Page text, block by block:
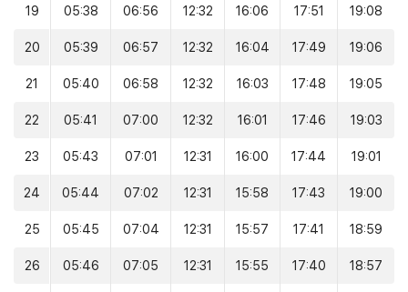
19 05:38 06:56 12:32 16:06 17:51 19:08
20 05:39 06:57 12:32 16:04 17:49 19:06
21 05:40 06:58 12:32 16:03 17:48 19:05
22 05:41 07:00 12:32 16:01 17:46 19:03
23 05:43 07:01 12:31 16:00 17:44 19:01
24 05:44 07:02 12:31 15:58 17:43 19:00
25 05:45 07:04 12:31 15:57 17:41 18:59
26 05:46 07:05 12:31 15:55 17:40 18:57